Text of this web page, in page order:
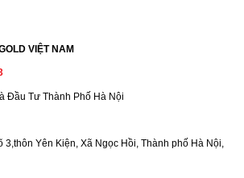
VIỆT NAM
Đầu Tư Thành Phố Hà Nội
3,thôn Yên Kiện, Xã Ngọc Hồi, Thành phố Hà Nội,